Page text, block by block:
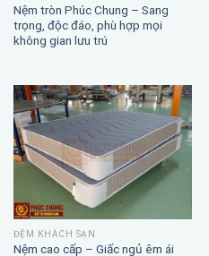
Nệm tròn Phúc Chung – Sang
trọng, độc đáo, phù hợp mọi
không gian lưu trú
ĐỆM KHÁCH SẠN
Nệm cao cấp – Giấc ngủ êm ái